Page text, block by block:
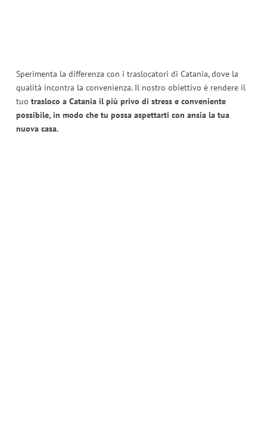
Sperimenta la differenza con i traslocatori di Catania, dove la
qualità incontra la convenienza. Il nostro obiettivo è rendere il
tuo trasloco a Catania il più privo di stress e conveniente
possibile, in modo che tu possa aspettarti con ansia la tua
nuova casa.